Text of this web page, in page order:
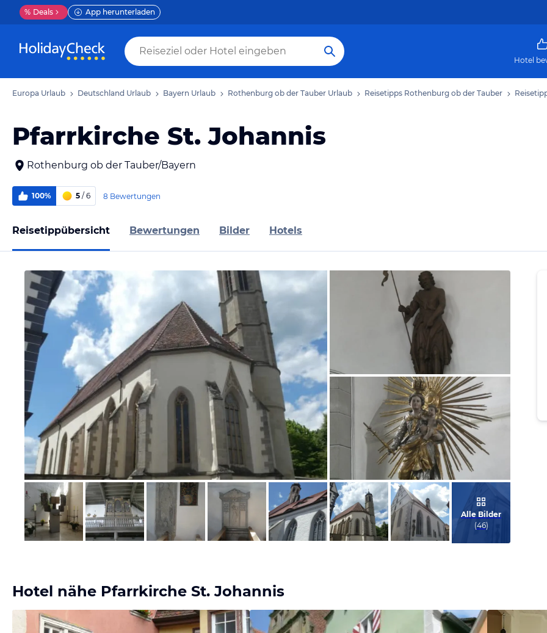
% Deals App herunterladen
Hotel
Europa Urlaub Deutschland Urlaub Bayern Urlaub Rothenburg ob der Tauber Urlaub Reisetipps Rothenburg ob der Tauber
Pfarrkirche St. Johannis
Rothenburg ob der Tauber/Bayern
100% 5 / 6 8 Bewertungen
Reisetippübersicht Bewertungen Bilder Hotels
Bild melden
von Heidelore
Bild melden
von Heidelore
Bild melden
von Heidelore
Alle Bilder
(46)
Hotel nähe Pfarrkirche St. Johannis